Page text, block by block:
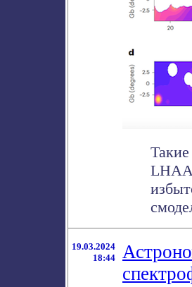
19.03.2024
18:44